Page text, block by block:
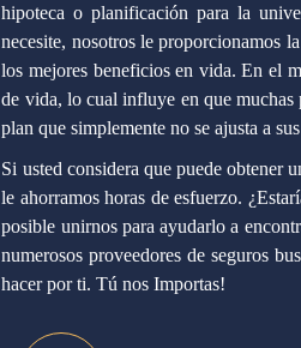
hipoteca o planificación para la
necesite, nosotros le proporcionamos
los mejores beneficios en vida. En el
de vida, lo cual influye en que muchas
plan que simplemente no se ajusta a
Si usted considera que puede obtener
le ahorramos horas de esfuerzo.
posible unirnos para ayudarlo a
numerosos proveedores de seguros
hacer por ti. Tú nos Importas!